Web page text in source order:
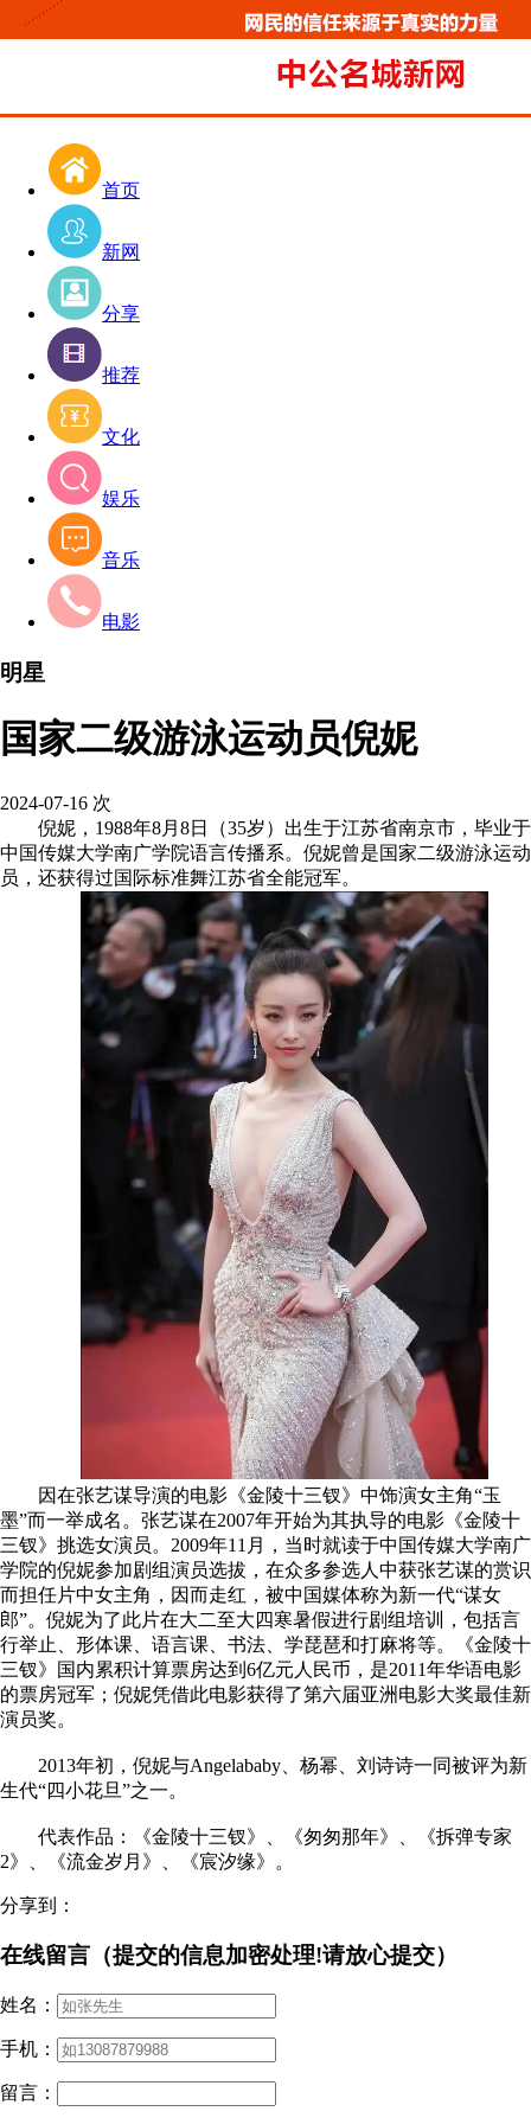
首页
新网
分享
推荐
文化
娱乐
音乐
电影
明星
国家二级游泳运动员倪妮
2024-07-16 次
倪妮，1988年8月8日（35岁）出生于江苏省南京市，毕业于
中国传媒大学南广学院语言传播系。倪妮曾是国家二级游泳运动
员，还获得过国际标准舞江苏省全能冠军。
因在张艺谋导演的电影《金陵十三钗》中饰演女主角“玉
墨”而一举成名。张艺谋在2007年开始为其执导的电影《金陵十
三钗》挑选女演员。2009年11月，当时就读于中国传媒大学南广
学院的倪妮参加剧组演员选拔，在众多参选人中获张艺谋的赏识
而担任片中女主角，因而走红，被中国媒体称为新一代“谋女
郎”。倪妮为了此片在大二至大四寒暑假进行剧组培训，包括言
行举止、形体课、语言课、书法、学琵琶和打麻将等。《金陵十
三钗》国内累积计算票房达到6亿元人民币，是2011年华语电影
的票房冠军；倪妮凭借此电影获得了第六届亚洲电影大奖最佳新
演员奖。
2013年初，倪妮与Angelababy、杨幂、刘诗诗一同被评为新
生代“四小花旦”之一。
代表作品：《金陵十三钗》、《匆匆那年》、《拆弹专家
2》、《流金岁月》、《宸汐缘》。
分享到：
在线留言（提交的信息加密处理!请放心提交）
姓名：
手机：
留言：